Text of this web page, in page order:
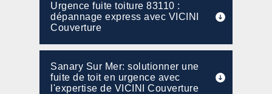
Urgence fuite toiture 83110 :
dépannage express avec VICINI
Couverture
Sanary Sur Mer: solutionner une
fuite de toit en urgence avec
l'expertise de VICINI Couverture